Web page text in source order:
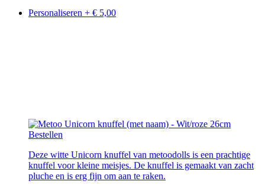
Personaliseren + € 5,00
Bestellen
Deze witte Unicorn knuffel van metoodolls is een prachtige
knuffel voor kleine meisjes. De knuffel is gemaakt van zacht
pluche en is erg fijn om aan te raken.